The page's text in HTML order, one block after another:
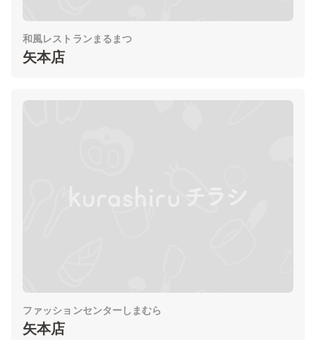
和風レストランまるまつ
矢本店
ファッションセンターしまむら
矢本店